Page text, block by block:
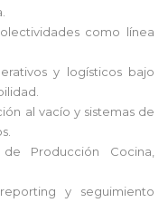
como línea
y logísticos bajo
al vacío y sistemas de
Producción Cocina,
y seguimiento